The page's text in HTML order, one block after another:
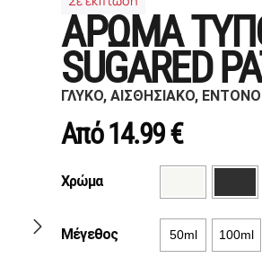
ΑΡΩΜΑ
SUGARED
ΓΛΥΚΟ, ΑΙΣΘΗΣΙΑΚΟ, ΕΝΤΟΝΟ
Από14.99€
Χρώμα
Μέγεθος 50ml 100ml